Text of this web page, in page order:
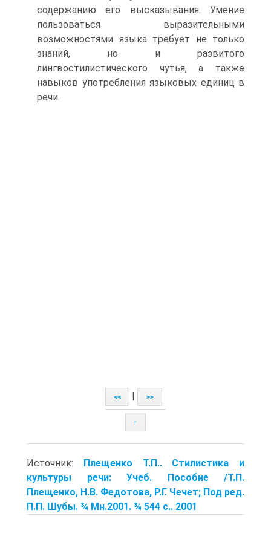
содержанию его высказывания. Умение
пользо­ваться выразительными
возможностями языка требует не только
знаний, но и развитого
лингвостилистического чутья, а также
навыков употребления языковых единиц в
речи.
<< >>
↑
Источник: Плещенко Т.П.. Стилистика и
культуры речи: Учеб. Пособие /Т.П.
Плещенко, Н.В. Федотова, Р.Г. Чечет; Под ред.
П.П. Шубы. ¾ Мн.2001. ¾ 544 с.. 2001